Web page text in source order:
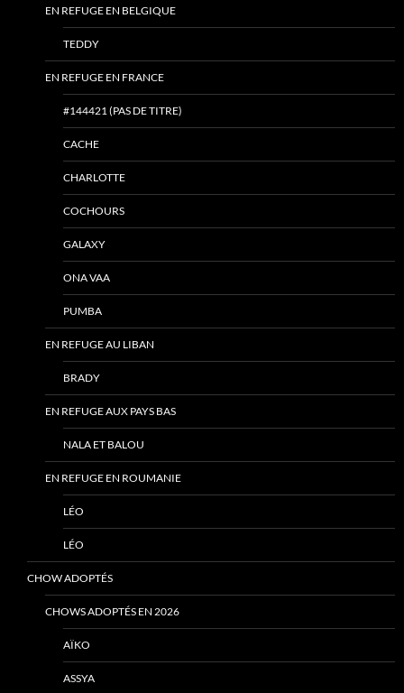
EN REFUGE EN BELGIQUE
TEDDY
EN REFUGE EN FRANCE
#144421 (PAS DE TITRE)
CACHE
CHARLOTTE
COCHOURS
GALAXY
ONA VAA
PUMBA
EN REFUGE AU LIBAN
BRADY
EN REFUGE AUX PAYS BAS
NALA ET BALOU
EN REFUGE EN ROUMANIE
LÉO
LÉO
CHOW ADOPTÉS
CHOWS ADOPTÉS EN 2026
AÏKO
ASSYA